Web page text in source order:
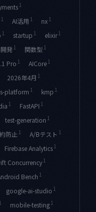
1
1 AI活用 1 nx 1
1 startup 1 elixir 1
発 1 関数型 1
Pro 1 AICore 1
2026年4月 1
platform 1 kmp 1
1 FastAPI 1
test-generation 1
防止 1 A/Bテスト 1
Firebase Analytics 1
Concurrency 1
Bench 1
google-ai-studio 1
1 mobile-testing 1